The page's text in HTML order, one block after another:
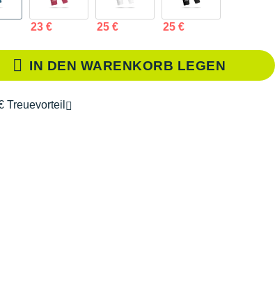
23 € 25 € 25 €
IN DEN WARENKORB LEGEN
Treuevorteil